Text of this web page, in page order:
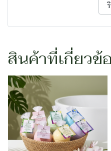
สินค้าที่เกี่ยวข้